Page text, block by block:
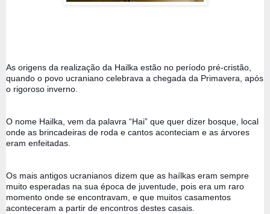
As origens da realização da Hailka estão no período pré-cristão,
quando o povo ucraniano celebrava a chegada da Primavera, após
o rigoroso inverno.
O nome Hailka, vem da palavra “Hai” que quer dizer bosque, local
onde as brincadeiras de roda e cantos aconteciam e as árvores
eram enfeitadas.
Os mais antigos ucranianos dizem que as haílkas eram sempre
muito esperadas na sua época de juventude, pois era um raro
momento onde se encontravam, e que muitos casamentos
aconteceram a partir de encontros destes casais.